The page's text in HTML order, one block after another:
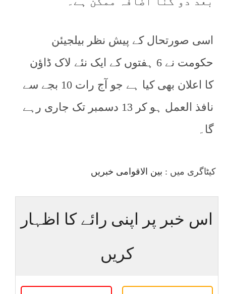
اسی صورتحال کے پیش نظر بیلجیئن
حکومت نے 6 ہفتوں کے ایک نئے لاک ڈاؤن
کا اعلان بھی کیا ہے جو آج رات 10 بجے سے
نافذ العمل ہو کر 13 دسمبر تک جاری رہے
گا۔
کیٹاگری میں : بین الاقوامی خبریں
اس خبر پر اپنی رائے کا اظہار
کریں